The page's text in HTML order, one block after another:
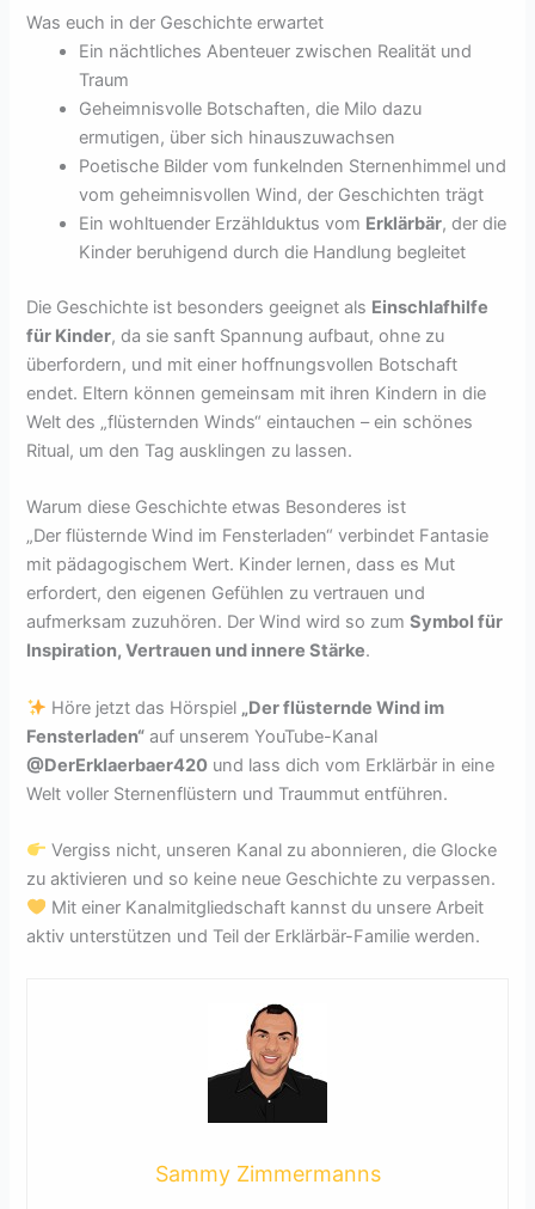
Was euch in der Geschichte erwartet
Ein nächtliches Abenteuer zwischen Realität und
Traum
Geheimnisvolle Botschaften, die Milo dazu
ermutigen, über sich hinauszuwachsen
Poetische Bilder vom funkelnden Sternenhimmel und
vom geheimnisvollen Wind, der Geschichten trägt
Ein wohltuender Erzählduktus vom Erklärbär, der die
Kinder beruhigend durch die Handlung begleitet
Die Geschichte ist besonders geeignet als Einschlafhilfe
für Kinder, da sie sanft Spannung aufbaut, ohne zu
überfordern, und mit einer hoffnungsvollen Botschaft
endet. Eltern können gemeinsam mit ihren Kindern in die
Welt des „flüsternden Winds“ eintauchen – ein schönes
Ritual, um den Tag ausklingen zu lassen.
Warum diese Geschichte etwas Besonderes ist
„Der flüsternde Wind im Fensterladen“ verbindet Fantasie
mit pädagogischem Wert. Kinder lernen, dass es Mut
erfordert, den eigenen Gefühlen zu vertrauen und
aufmerksam zuzuhören. Der Wind wird so zumSymbol für
Inspiration, Vertrauen und innere Stärke.
Höre jetzt das Hörspiel „Der flüsternde Wind im
Fensterladen“ auf unserem YouTube-Kanal
@DerErklaerbaer420 und lass dich vom Erklärbär in eine
Welt voller Sternenflüstern und Traummut entführen.
Vergiss nicht, unseren Kanal zu abonnieren, die Glocke
zu aktivieren und so keine neue Geschichte zu verpassen.
Mit einer Kanalmitgliedschaft kannst du unsere Arbeit
aktiv unterstützen und Teil der Erklärbär-Familie werden.
Sammy Zimmermanns